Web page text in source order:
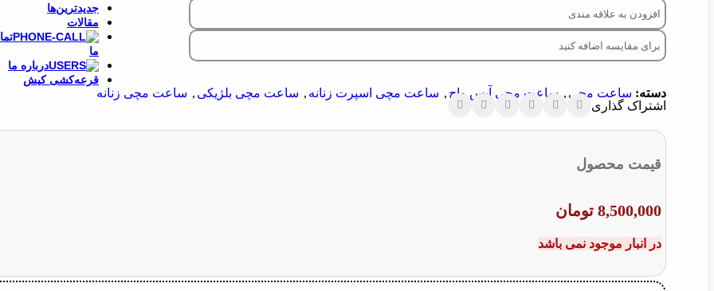
جدیدترین‌ها
مقالات
ما
درباره ما
قرعه‌کشی کیش
افزودن به علاقه مندی
برای مقایسه اضافه کنید
دسته: ساعت مچی , ساعت مچی آیس واچ , ساعت مچی اسپرت زنانه , ساعت مچی بلژیکی , ساعت مچی زنانه
اشتراک گذاری
قیمت محصول
8,500,000 تومان
در انبار موجود نمی باشد